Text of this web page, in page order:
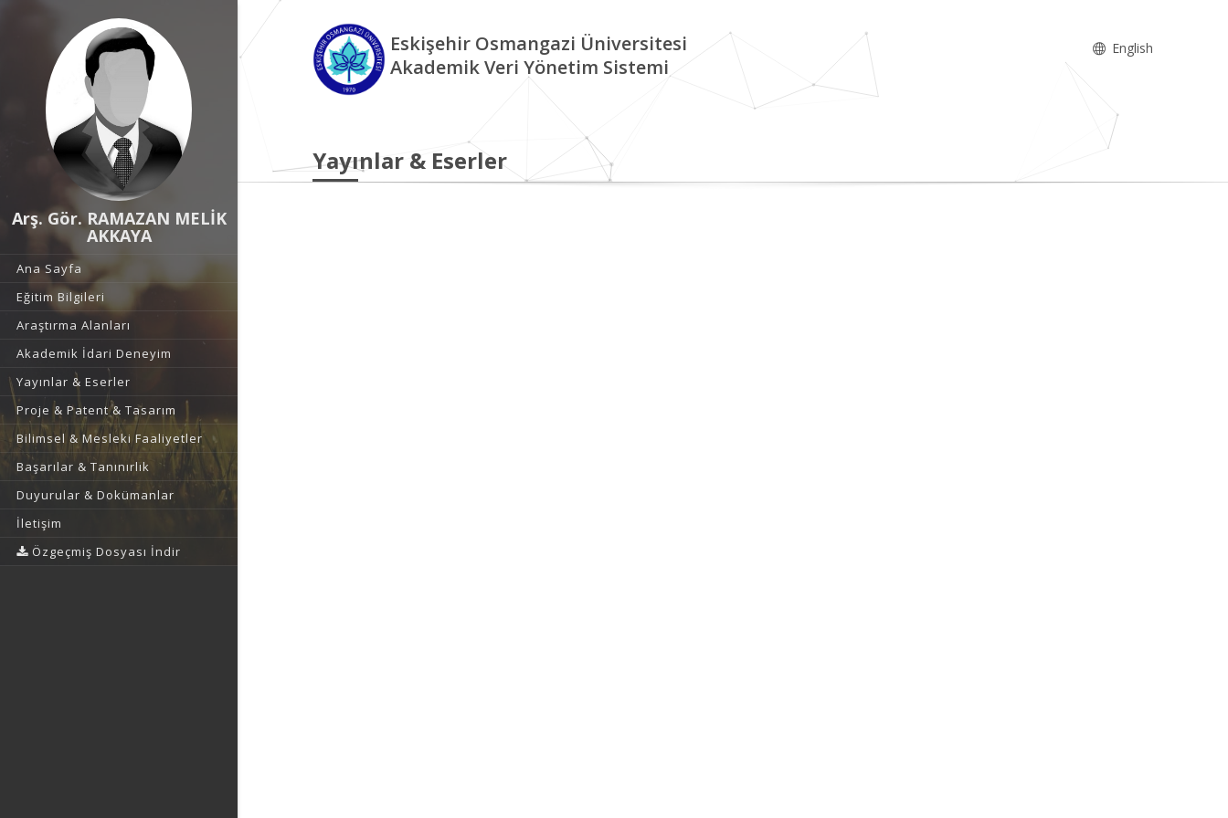
Arş. Gör. RAMAZAN MELİK
AKKAYA
Ana Sayfa
Eğitim Bilgileri
Araştırma Alanları
Akademik İdari Deneyim
Yayınlar & Eserler
Proje & Patent & Tasarım
Bilimsel & Mesleki Faaliyetler
Başarılar & Tanınırlık
Duyurular & Dokümanlar
İletişim
Özgeçmiş Dosyası İndir
Eskişehir Osmangazi Üniversitesi
Akademik Veri Yönetim Sistemi
English
Yayınlar & Eserler